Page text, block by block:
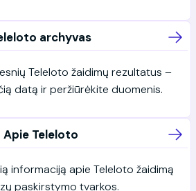
archyvas
Teleloto žaidimų rezultatus –
datą ir peržiūrėkite duomenis.
Apie Teleloto
informaciją apie Teleloto žaidimą
paskirstymo tvarkos.